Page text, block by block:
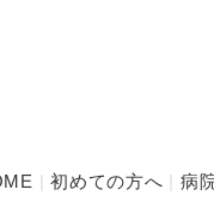
初めての方へ 病